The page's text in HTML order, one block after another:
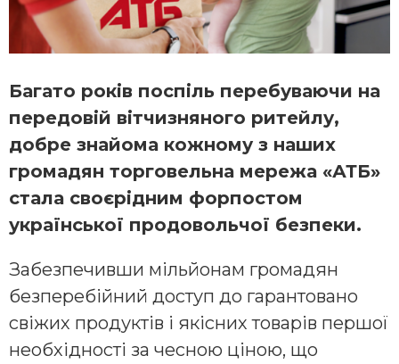
Багато років поспіль перебуваючи на
передовій вітчизняного ритейлу,
добре знайома кожному з наших
громадян торговельна мережа «АТБ»
стала своєрідним форпостом
української продовольчої безпеки.
Забезпечивши мільйонам громадян
безперебійний доступ до гарантовано
свіжих продуктів і якісних товарів першої
необхідності за чесною ціною, що